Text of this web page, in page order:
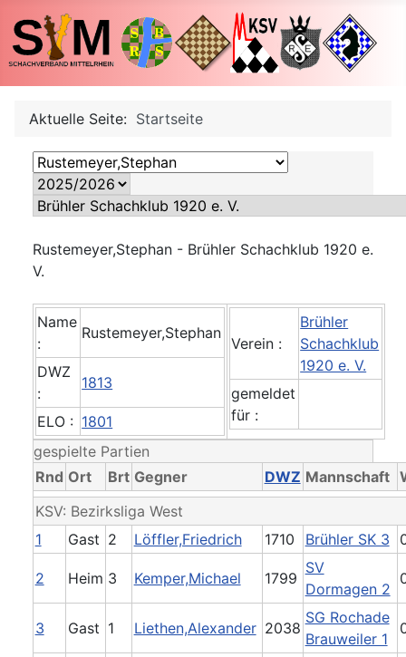
Aktuelle Seite: Startseite
Rustemeyer,Stephan - Brühler Schachklub 1920 e.
V.
Name
:
Rustemeyer,Stephan
DWZ
:
1813
ELO : 1801
Verein :
Brühler
Schachklub
1920 e. V.
gemeldet
für :
gespielte Partien
Rnd Ort Brt Gegner DWZ Mannschaft
KSV: Bezirksliga West
1
Gast 2 Löffler,Friedrich 1710 Brühler SK 3
2 Heim 3 Kemper,Michael 1799
SV
Dormagen 2
3 Gast 1 Liethen,Alexander 2038
SG Rochade
Brauweiler 1